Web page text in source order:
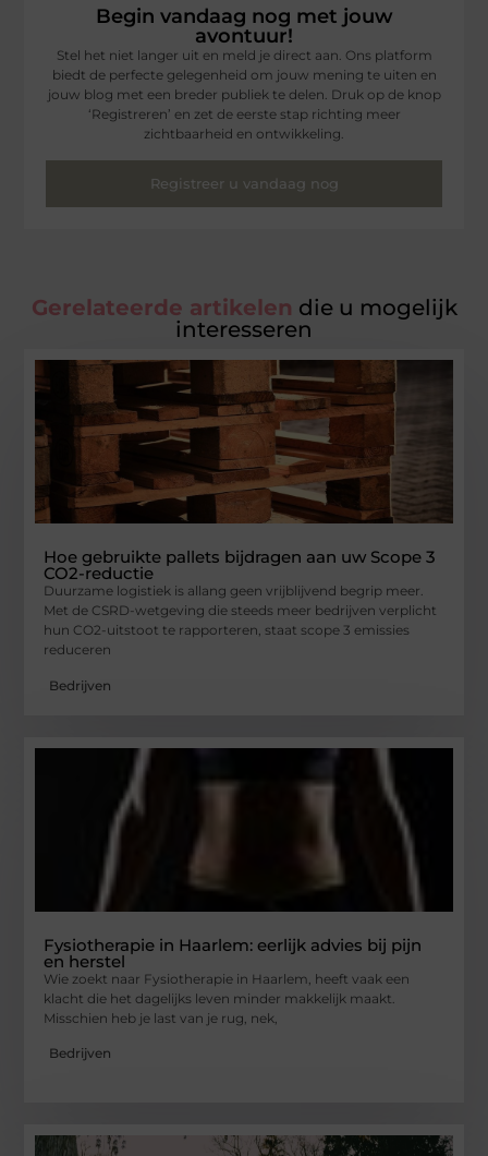
Begin vandaag nog met jouw
avontuur!
Stel het niet langer uit en meld je direct aan. Ons platform
biedt de perfecte gelegenheid om jouw mening te uiten en
jouw blog met een breder publiek te delen. Druk op de knop
‘Registreren’ en zet de eerste stap richting meer
zichtbaarheid en ontwikkeling.
Registreer u vandaag nog
Gerelateerde artikelen die u mogelijk
interesseren
Hoe gebruikte pallets bijdragen aan uw Scope 3
CO2-reductie
Duurzame logistiek is allang geen vrijblijvend begrip meer.
Met de CSRD-wetgeving die steeds meer bedrijven verplicht
hun CO2-uitstoot te rapporteren, staat scope 3 emissies
reduceren
Bedrijven
Fysiotherapie in Haarlem: eerlijk advies bij pijn
en herstel
Wie zoekt naar Fysiotherapie in Haarlem, heeft vaak een
klacht die het dagelijks leven minder makkelijk maakt.
Misschien heb je last van je rug, nek,
Bedrijven